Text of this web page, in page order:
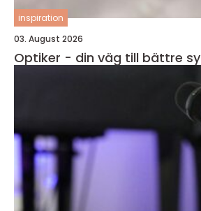
inspiration
03. August 2026
Optiker - din väg till bättre